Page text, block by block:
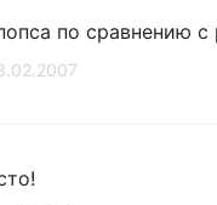
по сравнению